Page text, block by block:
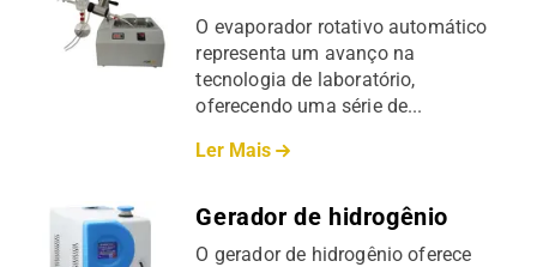
O evaporador rotativo automático
representa um avanço na
tecnologia de laboratório,
oferecendo uma série de...
Ler Mais
Gerador de hidrogênio
O gerador de hidrogênio oferece